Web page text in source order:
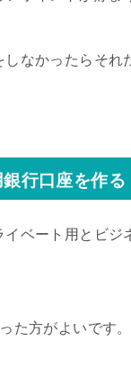
しなかったらそれ
行口座を作る
イベート用とビジ
た方がよいです。